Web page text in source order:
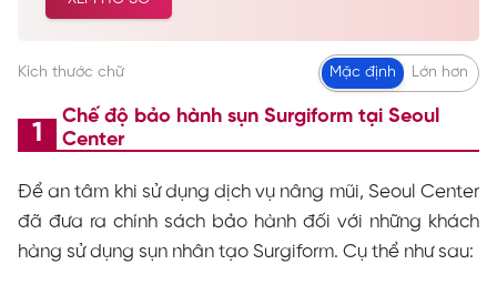
cao… Được nhiều khách hàng tin tưởng và lựa
Kích thước chữ Mặc định Lớn hơn
Chế độ bảo hành sụn Surgiform tại Seoul
Center
Để an tâm khi sử dụng dịch vụ nâng mũi, Seoul Center
đã đưa ra chính sách bảo hành đối với những khách
hàng sử dụng sụn nhân tạo Surgiform. Cụ thể như sau: